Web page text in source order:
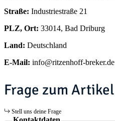
Straße: Industriestraße 21
PLZ, Ort: 33014, Bad Driburg
Land: Deutschland
E-Mail: info@ritzenhoff-breker.de
Frage zum Artikel
Stell uns deine Frage